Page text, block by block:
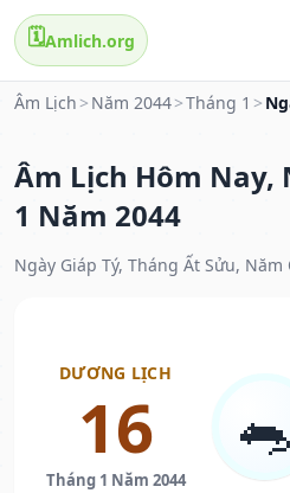
🗓️Amlich.org
Âm Lịch > Năm 2044>Tháng 1 >
Âm Lịch Hôm Nay,
1 Năm 2044
Ngày Giáp Tý, Tháng Ất Sửu, Năm
DƯƠNG LỊCH
16
Tháng 1 Năm 2044
🐀